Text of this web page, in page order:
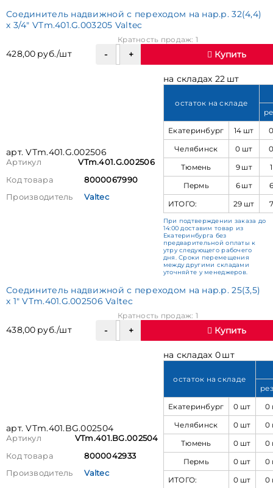
Соединитель надвижной с переходом на нар.р. 32(4,4)
х 3/4" VTm.401.G.003205 Valtec
428,00 руб./шт
Кратность продаж: 1
Купить
арт. VTm.401.G.002506
Артикул
VTm.401.G.002506
Код товара
8000067990
Производитель
Valtec
на складах 22 шт
остаток на складе
Екатеринбург
14 шт
Челябинск
0 шт
Тюмень
9 шт
Пермь
6 шт
ИТОГО:
29 шт
При подтверждении заказа до
14:00 доставим товар из
Екатеринбурга без
предварительной оплаты к
утру следующего рабочего
дня. Сроки перемещения
между другими складами
уточняйте у менеджеров.
Соединитель надвижной с переходом на нар.р. 25(3,5)
х 1" VTm.401.G.002506 Valtec
438,00 руб./шт
Кратность продаж: 1
Купить
арт. VTm.401.BG.002504
Артикул
VTm.401.BG.002504
Код товара
8000042933
Производитель
Valtec
на складах 0 шт
остаток на складе
Екатеринбург
0 шт
0
Челябинск
0 шт
0
Тюмень
0 шт
0
Пермь
0 шт
0
ИТОГО:
0 шт 0